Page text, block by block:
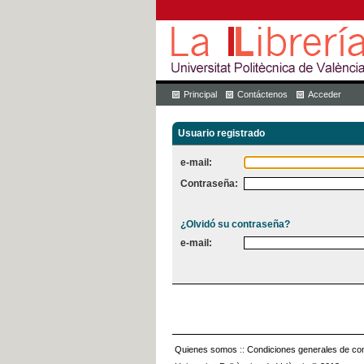
Principal Contáctenos Acceder
Usuario registrado
e-mail:
Contraseña:
¿Olvidó su contraseña?
e-mail:
Quienes somos :: Condiciones generales de